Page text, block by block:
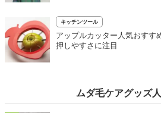
キッチンツール
アップルカッター人気おすす
押しやすさに注目
ムダ毛ケアグッズ